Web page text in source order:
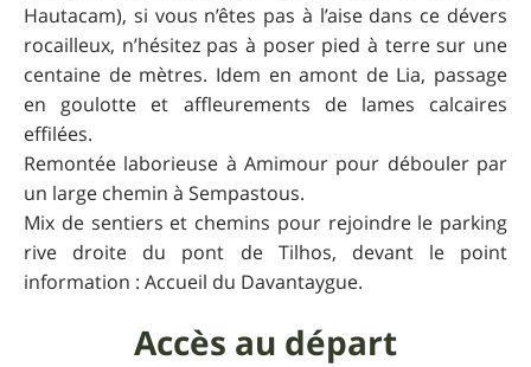
Hautacam), si vous n’êtes pas à l’aise dans ce dévers
rocailleux, n’hésitez pas à poser pied à terre sur une
centaine de mètres. Idem en amont de Lia, passage
en goulotte et affleurements de lames calcaires
effilées.
Remontée laborieuse à Amimour pour débouler par
un large chemin à Sempastous.
Mix de sentiers et chemins pour rejoindre le parking
rive droite du pont de Tilhos, devant le point
information : Accueil du Davantaygue.
Accès au départ